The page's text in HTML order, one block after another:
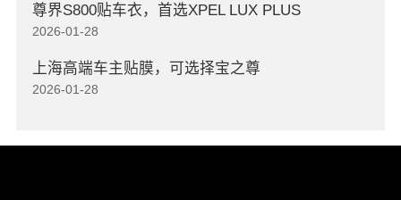
尊界S800贴车衣，首选XPEL LUX PLUS
2026-01-28
上海高端车主贴膜，可选择宝之尊
2026-01-28